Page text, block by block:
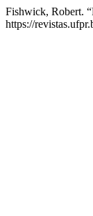
Fishwick, Robert.
https://